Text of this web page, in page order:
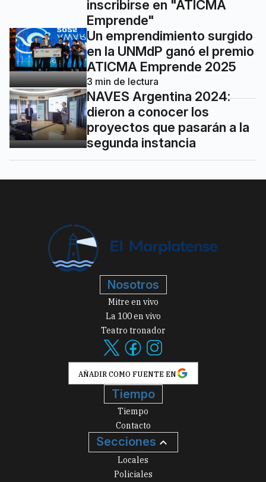
inscribirse en "ATICMA
Emprende"
Un emprendimiento surgido
en la UNMdP ganó el premio
ATICMA Emprende 2025
3 min de lectura
NAVES Argentina 2024:
dieron a conocer los
proyectos que pasarán a la
segunda instancia
Nosotros
Mitre en vivo
La 100 en vivo
Teatro tronador
AÑADIR COMO FUENTE EN
Tiempo
Tiempo
Contacto
Secciones
Locales
Policiales